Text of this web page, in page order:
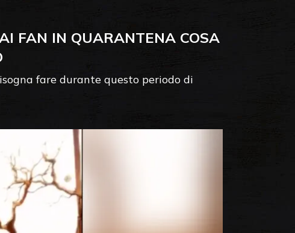
FAN IN QUARANTENA COSA
fare durante questo periodo di